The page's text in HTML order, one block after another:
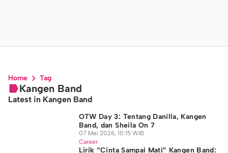
Home Tag
Kangen Band
Latest in Kangen Band
OTW Day 3: Tentang Danilla, Kangen
Band, dan Sheila On 7
07 Mei 2026, 10:15 WIB
Career
Lirik “Cinta Sampai Mati” Kangen Band: